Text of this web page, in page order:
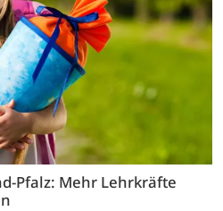
Pfalz: Mehr Lehrkräfte